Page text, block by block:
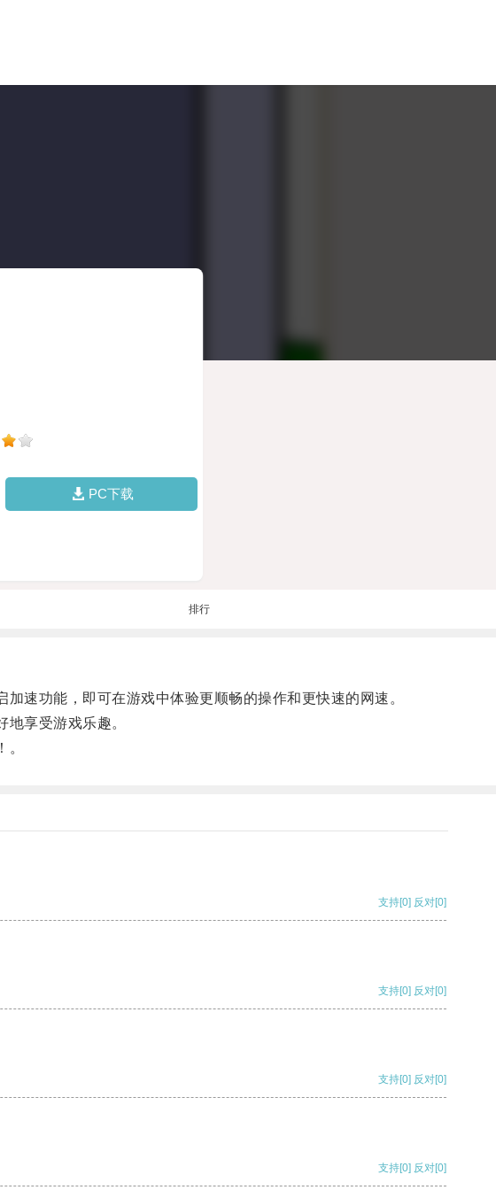
PC下载
排行
速功能，即可在游戏中体验更顺畅的操作和更快速的网速。
享受游戏乐趣。
支持[0] 反对[0]
支持[0] 反对[0]
支持[0] 反对[0]
支持[0] 反对[0]